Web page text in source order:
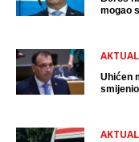
mogao
Uhićen